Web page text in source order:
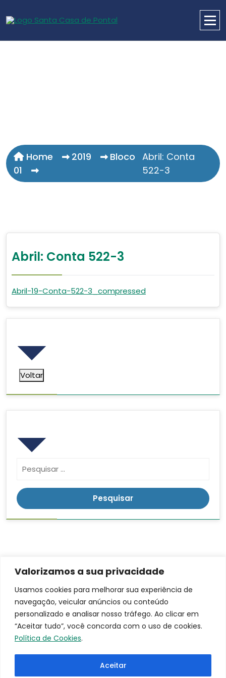
Valorizamos a sua privacidade
Usamos cookies para melhorar sua experiência de
navegação, veicular anúncios ou conteúdo
personalizado e analisar nosso tráfego. Ao clicar em
“Aceitar tudo”, você concorda com o uso de cookies.
Política de Cookies.
Aceitar
Home 2019
Bloco
01
Abril: Conta
522-3
Abril: Conta 522-3
Abril-19-Conta-522-3_compressed
Voltar
Contato
(16)
3953-
9100
santacasa@iscmpontal.com.br
Endereço
Rua:
Ananias da
Costa
Centro
Cidade:
LGPD